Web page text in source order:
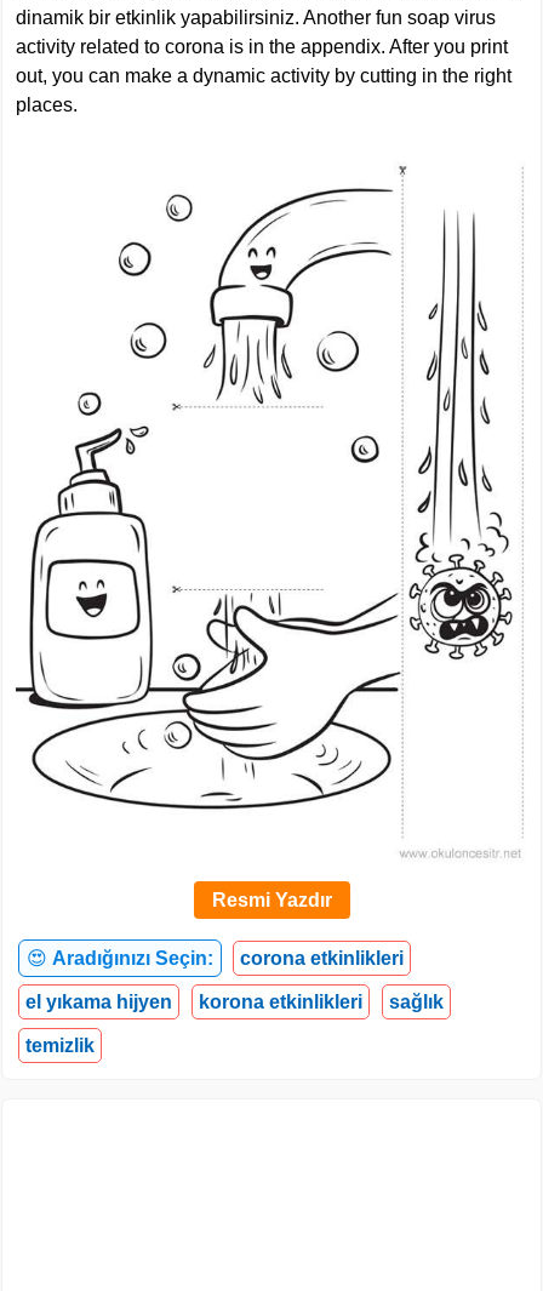
dinamik bir etkinlik yapabilirsiniz. Another fun soap virus
activity related to corona is in the appendix. After you print
out, you can make a dynamic activity by cutting in the right
places.
Resmi Yazdır
😍 Aradığınızı Seçin: corona etkinlikleri
el yıkama hijyen korona etkinlikleri sağlık
temizlik